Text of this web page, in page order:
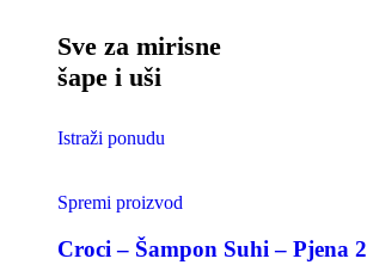
Sve za mirisne
šape i uši
Istraži ponudu
Spremi proizvod
Croci – Šampon Suhi – Pjena